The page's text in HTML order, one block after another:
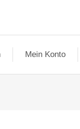
Mein Konto